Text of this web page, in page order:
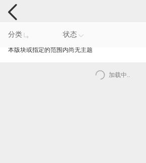
手机反馈
分类 状态
本版块或指定的范围内尚无主题
加载中..